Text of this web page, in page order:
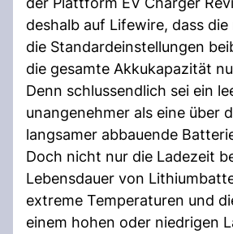
deshalb auf Lifewire, dass
die Standardeinstellungen
die gesamte Akkukapazität
Denn schlussendlich sei ein
unangenehmer als eine über
langsamer abbauende
Doch nicht nur die Ladezeit
Lebensdauer von
extreme Temperaturen und
einem hohen oder niedrigen